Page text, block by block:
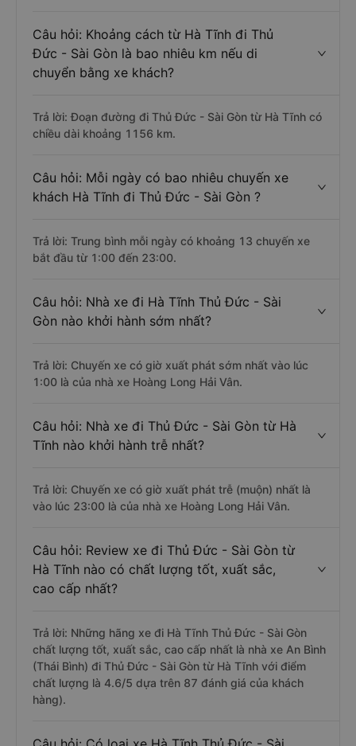
Câu hỏi: Khoảng cách từ Hà Tĩnh đi Thủ
Đức - Sài Gòn là bao nhiêu km nếu di
chuyển bằng xe khách?
Trả lời: Đoạn đường đi Thủ Đức - Sài Gòn từ Hà Tĩnh có
chiều dài khoảng 1156 km.
Câu hỏi: Mỗi ngày có bao nhiêu chuyến xe
khách Hà Tĩnh đi Thủ Đức - Sài Gòn ?
Trả lời: Trung bình mỗi ngày có khoảng 13 chuyến xe
bắt đầu từ 1:00 đến 23:00.
Câu hỏi: Nhà xe đi Hà Tĩnh Thủ Đức - Sài
Gòn nào khởi hành sớm nhất?
Trả lời: Chuyến xe có giờ xuất phát sớm nhất vào lúc
1:00 là của nhà xe Hoàng Long Hải Vân.
Câu hỏi: Nhà xe đi Thủ Đức - Sài Gòn từ Hà
Tĩnh nào khởi hành trễ nhất?
Trả lời: Chuyến xe có giờ xuất phát trễ (muộn) nhất là
vào lúc 23:00 là của nhà xe Hoàng Long Hải Vân.
Câu hỏi: Review xe đi Thủ Đức - Sài Gòn từ
Hà Tĩnh nào có chất lượng tốt, xuất sắc,
cao cấp nhất?
Trả lời: Những hãng xe đi Hà Tĩnh Thủ Đức - Sài Gòn
chất lượng tốt, xuất sắc, cao cấp nhất là nhà xe An Bình
(Thái Bình) đi Thủ Đức - Sài Gòn từ Hà Tĩnh với điểm
chất lượng là 4.6/5 dựa trên 87 đánh giá của khách
hàng).